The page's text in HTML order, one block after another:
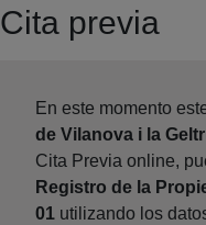
Cita previa
En este momento
de Vilanova i la
Cita Previa online,
Registro de la
01 utilizando los